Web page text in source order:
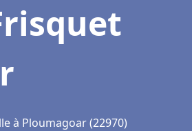
à Ploumagoar (22970)